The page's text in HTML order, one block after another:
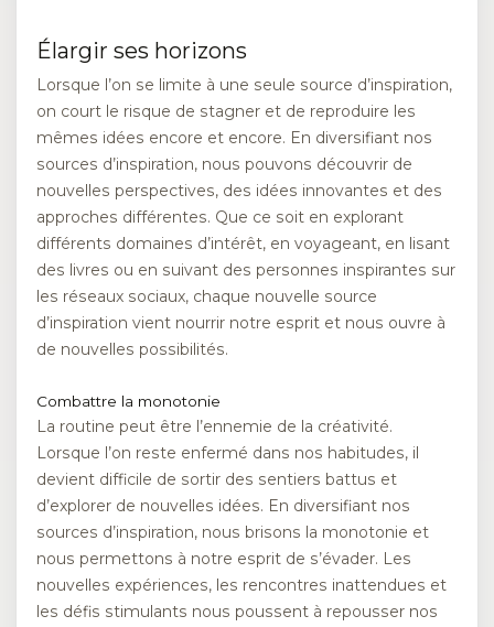
Élargir ses horizons
Lorsque l’on se limite à une seule source d’inspiration,
on court le risque de stagner et de reproduire les
mêmes idées encore et encore. En diversifiant nos
sources d’inspiration, nous pouvons découvrir de
nouvelles perspectives, des idées innovantes et des
approches différentes. Que ce soit en explorant
différents domaines d’intérêt, en voyageant, en lisant
des livres ou en suivant des personnes inspirantes sur
les réseaux sociaux, chaque nouvelle source
d’inspiration vient nourrir notre esprit et nous ouvre à
de nouvelles possibilités.
Combattre la monotonie
La routine peut être l’ennemie de la créativité.
Lorsque l’on reste enfermé dans nos habitudes, il
devient difficile de sortir des sentiers battus et
d’explorer de nouvelles idées. En diversifiant nos
sources d’inspiration, nous brisons la monotonie et
nous permettons à notre esprit de s’évader. Les
nouvelles expériences, les rencontres inattendues et
les défis stimulants nous poussent à repousser nos